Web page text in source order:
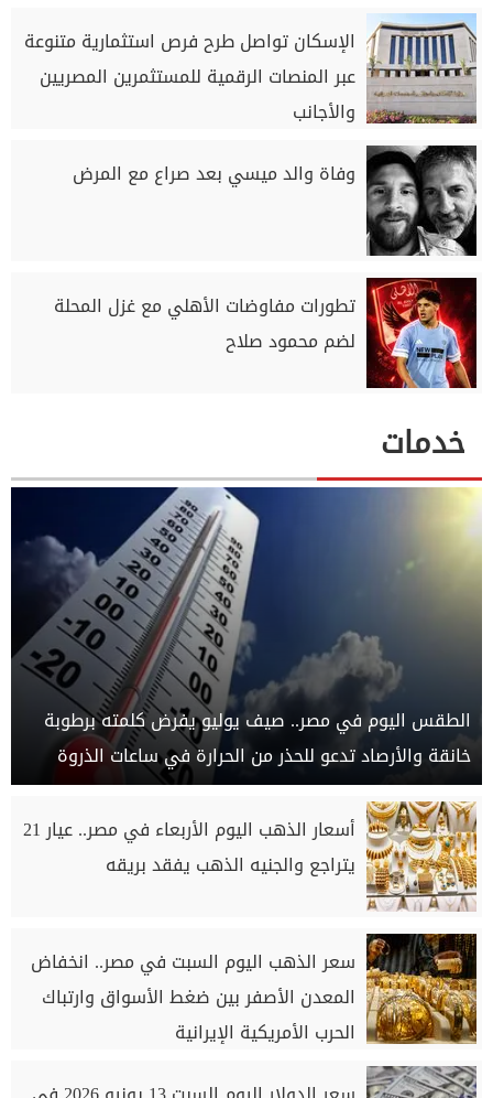
الإسكان تواصل طرح فرص استثمارية متنوعة
عبر المنصات الرقمية للمستثمرين المصريين
والأجانب
وفاة والد ميسي بعد صراع مع المرض
تطورات مفاوضات الأهلي مع غزل المحلة
لضم محمود صلاح
خدمات
الطقس اليوم في مصر.. صيف يوليو يفرض كلمته برطوبة
خانقة والأرصاد تدعو للحذر من الحرارة في ساعات الذروة
أسعار الذهب اليوم الأربعاء في مصر.. عيار 21
يتراجع والجنيه الذهب يفقد بريقه
سعر الذهب اليوم السبت في مصر.. انخفاض
المعدن الأصفر بين ضغط الأسواق وارتباك
الحرب الأمريكية الإيرانية